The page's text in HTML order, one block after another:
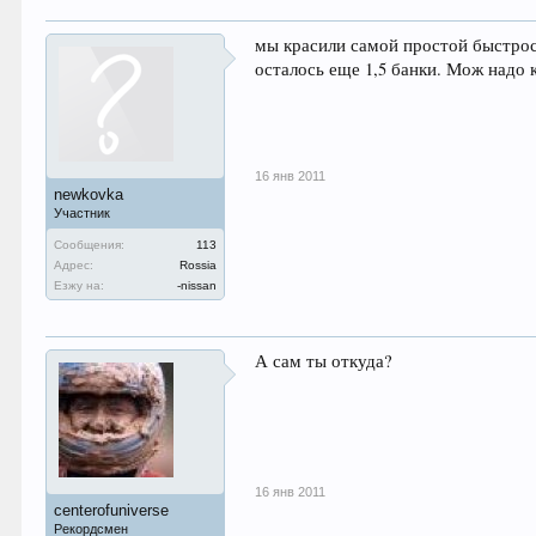
newkovka
Участник
Сообщения:
113
Адрес:
Rossia
Езжу на:
-nissan
мы красили самой простой
осталось еще 1,5 банки. Мож надо
16 янв 2011
centerofuniverse
Рекордсмен
А сам ты откуда?
16 янв 2011